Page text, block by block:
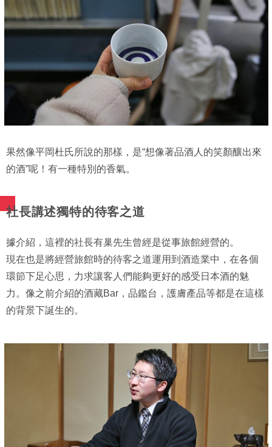
果然像平岡杜氏所說的那樣，是“想像著品酒人的笑顏釀出來
的酒”呢！有一種特別的香氣。
社長講述獨特的待客之道
據介紹，這裡的社長有巢先生曾經是從事旅館經營的。
現在也是將經營旅館時的待客之道運用到酒造業中，在各個
環節下足心思，力求讓客人們能夠更好的感受日本酒的魅
力。像之前介紹的酒藏Bar，品鑑台，護膚產品等都是在這樣
的背景下誕生的。